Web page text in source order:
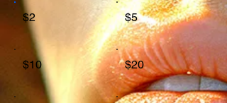
$2 $5
$10 $20